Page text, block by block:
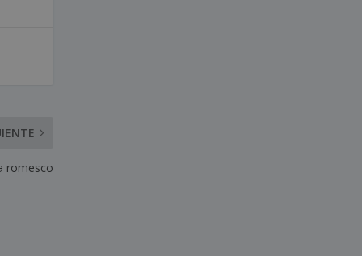
romesco